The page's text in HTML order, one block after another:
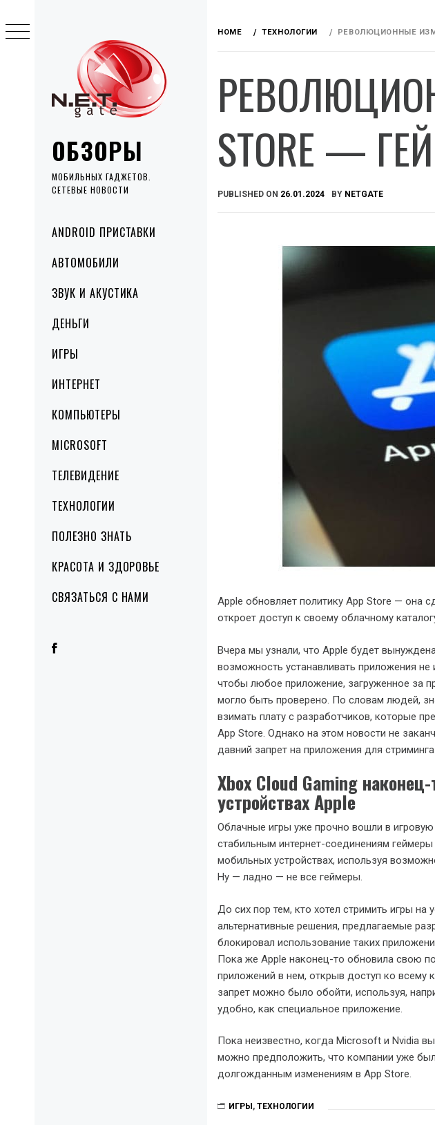
ОБЗОРЫ
МОБИЛЬНЫХ ГАДЖЕТОВ.
СЕТЕВЫЕ НОВОСТИ
Primary
Menu
ANDROID ПРИСТАВКИ
АВТОМОБИЛИ
ЗВУК И АКУСТИКА
ДЕНЬГИ
ИГРЫ
ИНТЕРНЕТ
КОМПЬЮТЕРЫ
MICROSOFT
ТЕЛЕВИДЕНИЕ
ТЕХНОЛОГИИ
ПОЛЕЗНО ЗНАТЬ
КРАСОТА И ЗДОРОВЬЕ
СВЯЗАТЬСЯ С НАМИ
to
content
HOME ТЕХНОЛОГИИ РЕВОЛЮЦИОННЫЕ
STORE —
PUBLISHED ON 26.01.2024 BY NETGATE
Apple обновляет политику App Store — она
откроет доступ к своему облачному
Вчера мы узнали, что Apple будет
возможность устанавливать приложения
чтобы любое приложение, загруженное за
могло быть проверено. По словам людей,
взимать плату с разработчиков, которые
App Store. Однако на этом новости не
давний запрет на приложения для
Xbox Cloud Gaming
устройствах Apple
Облачные игры уже прочно вошли в
стабильным интернет-соединениям
мобильных устройствах, используя
Ну — ладно — не все геймеры.
До сих пор тем, кто хотел стримить игры на
альтернативные решения, предлагаемые
блокировал использование таких
Пока же Apple наконец-то обновила свою
приложений в нем, открыв доступ ко всему
запрет можно было обойти, используя,
удобно, как специальное приложение.
Пока неизвестно, когда Microsoft и Nvidia
можно предположить, что компании уже
долгожданным изменениям в App Store.
ИГРЫ, ТЕХНОЛОГИИ